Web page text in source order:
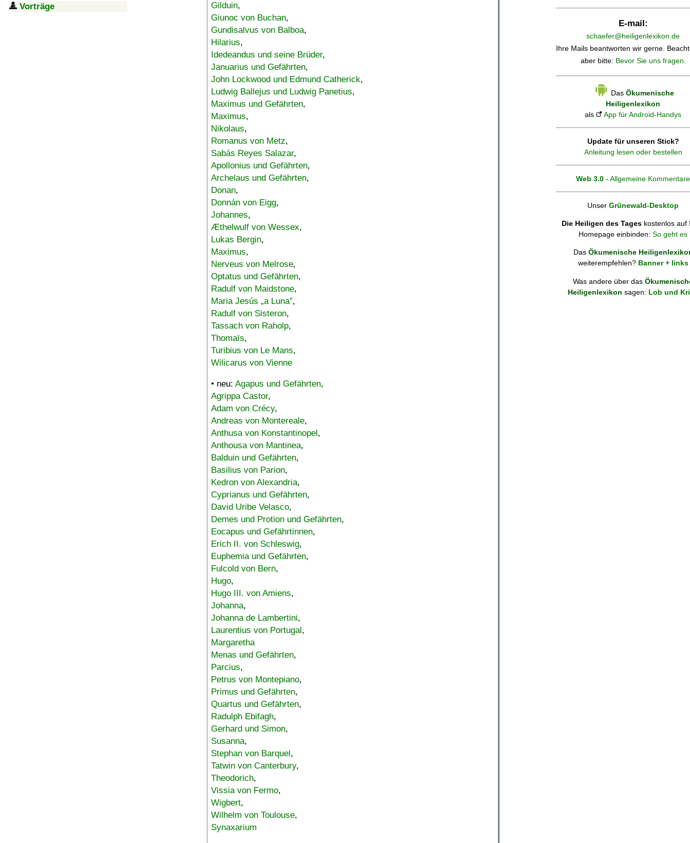
Vorträge
Gilduin,
Giunoc von Buchan,
Gundisalvus von Balboa,
Hilarius,
Idedeandus und seine Brüder,
Januarius und Gefährten,
John Lockwood und Edmund Catherick,
Ludwig Ballejus und Ludwig Panetius,
Maximus und Gefährten,
Maximus,
Nikolaus,
Romanus von Metz,
Sabás Reyes Salazar,
Apollonius und Gefährten,
Archelaus und Gefährten,
Donan,
Donnán von Eigg,
Johannes,
Æthelwulf von Wessex,
Lukas Bergin,
Maximus,
Nerveus von Melrose,
Optatus und Gefährten,
Radulf von Maidstone,
Maria Jesús „a Luna”,
Radulf von Sisteron,
Tassach von Raholp,
Thomaïs,
Turibius von Le Mans,
Wilicarus von Vienne
• neu: Agapus und Gefährten,
Agrippa Castor,
Adam von Crécy,
Andreas von Montereale,
Anthusa von Konstantinopel,
Anthousa von Mantinea,
Balduin und Gefährten,
Basilius von Parion,
Kedron von Alexandria,
Cyprianus und Gefährten,
David Uribe Velasco,
Demes und Protion und Gefährten,
Eocapus und Gefährtinnen,
Erich II. von Schleswig,
Euphemia und Gefährten,
Fulcold von Bern,
Hugo,
Hugo III. von Amiens,
Johanna,
Johanna de Lambertini,
Laurentius von Portugal,
Margaretha
Menas und Gefährten,
Parcius,
Petrus von Montepiano,
Primus und Gefährten,
Quartus und Gefährten,
Radulph Ebifagh,
Gerhard und Simon,
Susanna,
Stephan von Barquel,
Tatwin von Canterbury,
Theodorich,
Vissia von Fermo,
Wigbert,
Wilhelm von Toulouse,
Synaxarium
E-mail:
schaefer@heiligenlexikon.de
Ihre Mails beantworten wir gerne.
aber bitte: Bevor Sie uns fragen.
Das Ökumenische
Heiligenlexikon
als
App für Android-Handys
Update für unseren Stick?
Anleitung lesen oder bestellen
Web 3.0 - Allgemeine Kommentare
Unser Grünewald-Desktop
Die Heiligen des Tages kostenlos auf
Homepage einbinden: So geht es
Das Ökumenische
weiterempfehlen? Banner + links
Was andere über das
Heiligenlexikon sagen: Lob und